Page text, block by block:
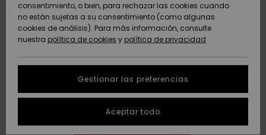
Novedades
Destacados
Novedades
Destacados
Comunidad
AYUDA &
CONTACTO
Protección de
datos
personales
Inicia una
conversación
SOSTENIBILIDAD
consentimiento, o bien, para rechazar las cookies cuando
no están sujetas a su consentimiento (como algunas
cookies de análisis). Para más información, consulte
nuestra política de cookies y política de privacidad
Gestionar las preferencias
Aceptar todo